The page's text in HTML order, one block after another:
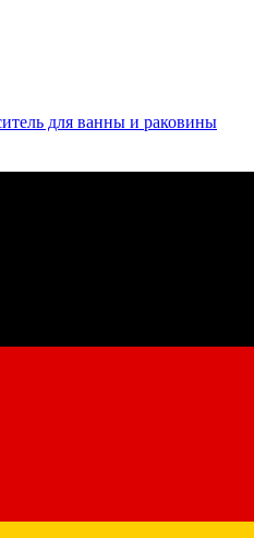
для ванны и раковины